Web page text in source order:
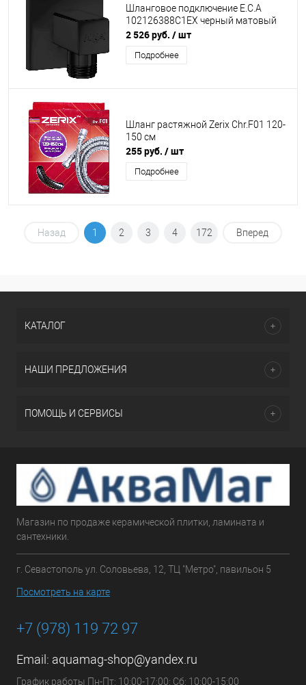
Шланговое подключение E.C.A
102126388C1EX черный матовый
2 526 руб. / шт
Подробнее
Шланг растяжной Zerix Chr.F01 120-
150 см
255 руб. / шт
Подробнее
Назад 1 2 3 4 172 Вперед
КАТАЛОГ
НАШИ ПРЕДЛОЖЕНИЯ
ПОМОЩЬ И СЕРВИСЫ
Магазин по продаже керамической плитки, ламината и
сантехники.
г. Севастополь ул. Соловьева, 12, ТЦ "Метро", павильон 5
Посмотреть на карте
+7 (978) 119 72 97
Email: aquamag-shop@yandex.ru
График работы Пн-Пт: 10:00-17:00; Сб: 10:00-15:00